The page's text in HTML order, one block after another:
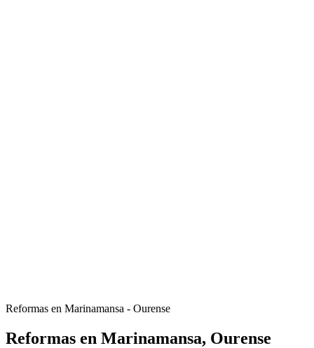
Reformas en Marinamansa - Ourense
Reformas en Marinamansa, Ourense